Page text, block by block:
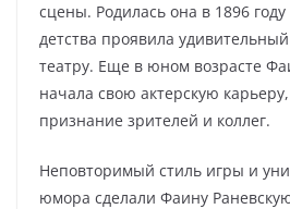
сцены. Родилась она в 1896
детства проявила
театру. Еще в юном возрасте
начала свою актерскую
признание зрителей и коллег.
Неповторимый стиль игры и
юмора сделали Фаину